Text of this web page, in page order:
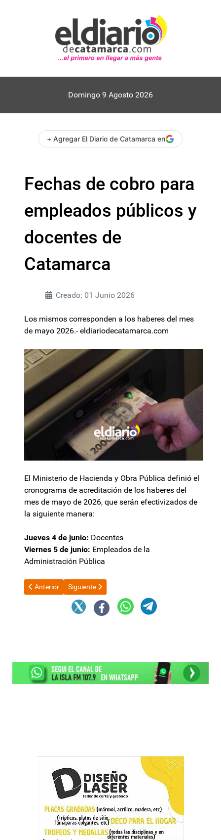
Domingo 9 Agosto 2026
+ Agregar El Diario de Catamarca en
Fechas de cobro para
empleados públicos y
docentes de
Catamarca
Creado: 01 Junio 2026
Los mismos corresponden a los haberes del mes
de mayo 2026.- eldiariodecatamarca.com
El Ministerio de Hacienda y Obra Pública definió el
cronograma de acreditación de los haberes del
mes de mayo de 2026, que serán efectivizados de
la siguiente manera:
Jueves 4 de junio: Docentes
Viernes 5 de junio: Empleados de la
Administración Pública
Artículo anterior: EC Sapem denunció penalmente el robo de
Anterior Artículo siguiente: ARCat: Prorroga en
Siguiente